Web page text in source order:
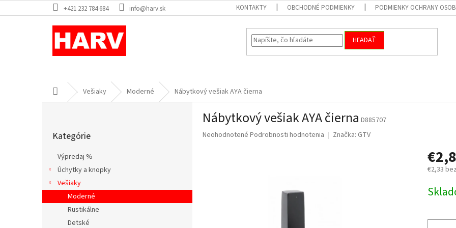
na
+421 232 784 684 info@harv.sk KONTAKTY OBCHODNÉ PODMIENKY PODMIENKY OCHRANY
HĽADAŤ
DomovVešiaky Moderné Nábytkový vešiak AYA čierna
kategórie
Kategórie
Výpredaj %
Úchytky a knopky
Vešiaky
Moderné
Rustikálne
Detské
Nábytkový vešiak AYA čierna D885707
Priemerné
Neohodnotené Podrobnosti hodnotenia Značka: GTV
€2,33
cena: